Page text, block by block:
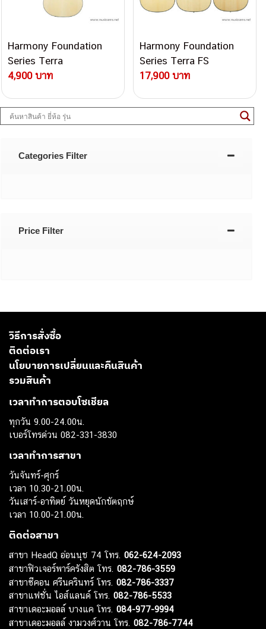
Harmony Foundation
Series Terra
Dreadnought กีตาร์โปร่ง
4,900 บาท
Harmony Foundation
Series Terra FS
Dreadnought, GA
17,900 บาท
Categories Filter
Price Filter
วิธีการสั่งซื้อ
ติดต่อเรา
นโยบายการเปลี่ยนและคืนสินค้า
รวมสินค้า
เวลาทำการตอบโซเชียล
ทุกวัน 9.00-24.00น.
เบอร์โทรด่วน 082-331-3830
เวลาทำการสาขา
วันจันทร์-ศุกร์
เวลา 10.30-21.00น.
วันเสาร์-อาทิตย์ วันหยุดนักขัตฤกษ์
เวลา 10.00-21.00น.
ติดต่อสาขา
สาขา HeadQ อ่อนนุช 74 โทร. 062-624-2093
สาขาฟิวเจอร์พาร์ครังสิต โทร. 082-786-3559
สาขาซีคอน ศรีนครินทร์ โทร. 082-786-3337
สาขาแฟชั่น ไอส์แลนด์ โทร. 082-786-5533
สาขาเดอะมอลล์ บางแค โทร. 084-977-9994
สาขาเดอะมอลล์ งามวงศ์วาน โทร. 082-786-7744